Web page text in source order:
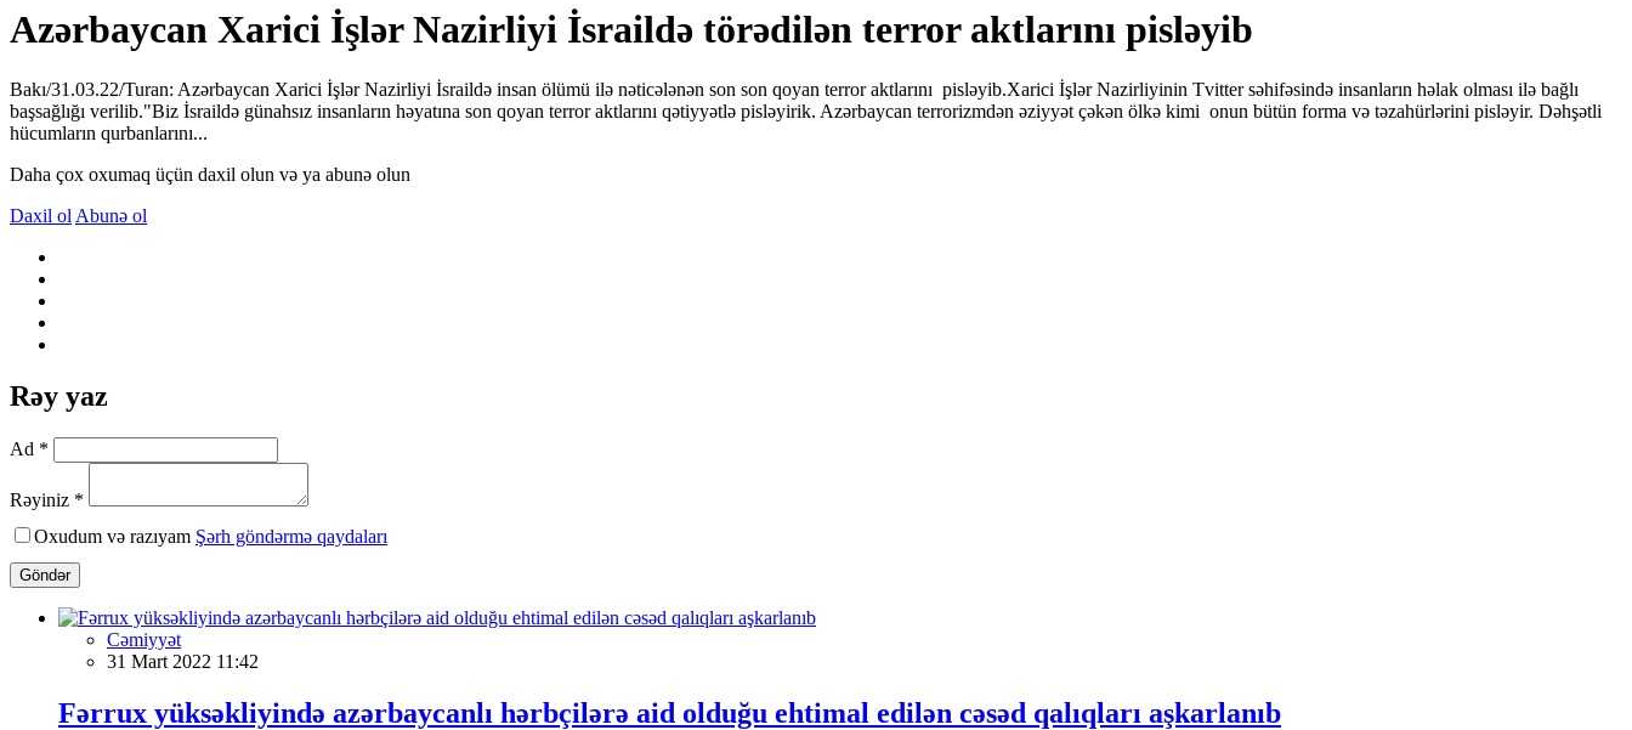
Azərbaycan Xarici İşlər Nazirliyi İsraildə törədilən terror aktlarını pisləyib
Bakı/31.03.22/Turan: Azərbaycan Xarici İşlər Nazirliyi İsraildə insan ölümü ilə nəticələnən son son qoyan terror aktlarını pisləyib.Xarici İşlər Nazirliyinin Tvitter səhifəsində insanların həlak olması ilə bağlı
başsağlığı verilib."Biz İsraildə günahsız insanların həyatına son qoyan terror aktlarını qətiyyətlə pisləyirik. Azərbaycan terrorizmdən əziyyət çəkən ölkə kimi onun bütün forma və təzahürlərini pisləyir. Dəhşətli
hücumların qurbanlarını...
Daha çox oxumaq üçün daxil olun və ya abunə olun
Daxil ol Abunə ol
Rəy yaz
Ad *
Rəyiniz *
Oxudum və razıyam Şərh göndərmə qaydaları
Göndər
Cəmiyyət
31 Mart 2022 11:42
Fərrux yüksəkliyində azərbaycanlı hərbçilərə aid olduğu ehtimal edilən cəsəd qalıqları aşkarlanıb